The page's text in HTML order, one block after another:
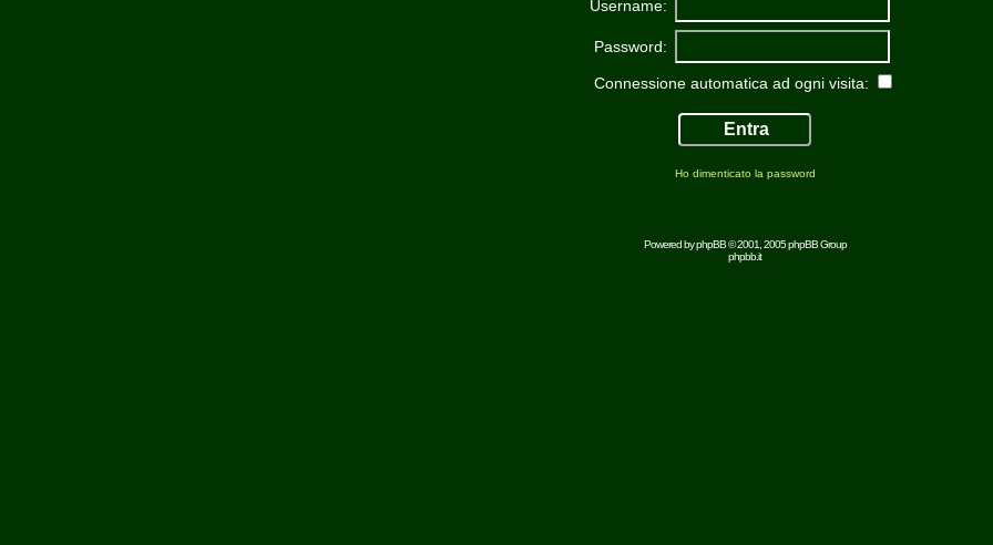
Username:
Password:
Connessione automatica ad ogni visita:
Ho dimenticato la password
Powered byphpBB© 2001, 2005 phpBB Group
phpbb.it